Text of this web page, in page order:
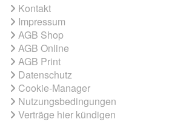
Kontakt
Impressum
AGB Shop
AGB Online
AGB Print
Datenschutz
Cookie-Manager
Nutzungsbedingungen
Verträge hier kündigen